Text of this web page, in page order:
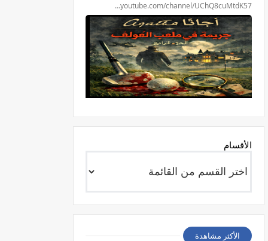
youtube.com/channel/UChQ8cuMtdK57…
الأقسام
الأكثر مشاهدة